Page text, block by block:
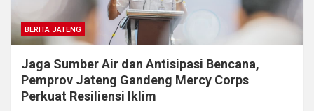
BERITA JATENG
Jaga Sumber Air dan Antisipasi Bencana,
Pemprov Jateng Gandeng Mercy Corps
Perkuat Resiliensi Iklim